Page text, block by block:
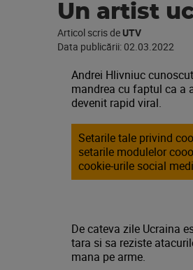
Un artist
Articol scris de UTV
Data publicării: 02.03.2022
Andrei Hlivniuc
mandrea cu faptul ca a
devenit rapid viral.
Setarile tale privind
setarile modulelor
cookie-urile social
De cateva zile Ucraina
tara si sa reziste
mana pe arme.